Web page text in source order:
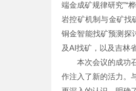
端金成矿规律研究”“
岩控矿机制与金矿找
铜金智能找矿预测探
及AI找矿，以及吉林
本次会议的成功
作注入了新的活力。